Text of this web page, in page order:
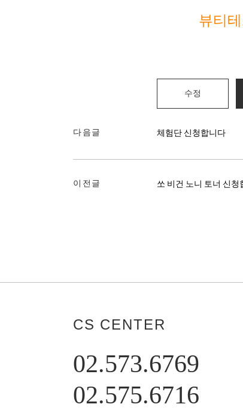
뷰티
수정
다음글 체험단 신청합니다
이전글 쏘 비건 노니 토너 신청
CS CENTER
02.573.6769
02.575.6716